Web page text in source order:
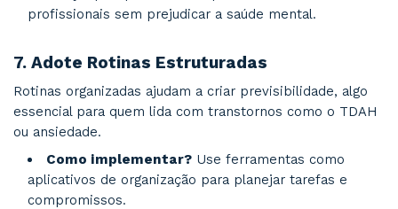
5. Pratique Mindfulness
A prática do mindfulness ensina a focar no
reduzindo os pensamentos automáticos
associados ao estresse e à ansiedade.
Como começar?
Dedique 5 a 10
para se concentrar na respiração ou em